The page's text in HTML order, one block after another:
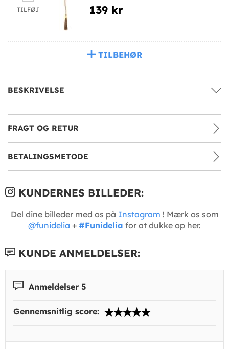
TILFØJ 139 kr
TILBEHØR
BESKRIVELSE
FRAGT OG RETUR
BETALINGSMETODE
KUNDERNES BILLEDER:
Del dine billeder med os på Instagram ! Mærk os som
@funidelia + #Funidelia for at dukke op her.
KUNDE ANMELDELSER:
Anmeldelser 5
Gennemsnitlig score: